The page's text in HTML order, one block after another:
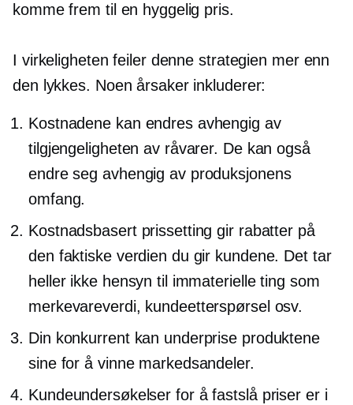
komme frem til en hyggelig pris.
I virkeligheten feiler denne strategien mer enn
den lykkes. Noen årsaker inkluderer:
Kostnadene kan endres avhengig av
tilgjengeligheten av råvarer. De kan også
endre seg avhengig av produksjonens
omfang.
Kostnadsbasert prissetting gir rabatter på
den faktiske verdien du gir kundene. Det tar
heller ikke hensyn til immaterielle ting som
merkevareverdi, kundeetterspørsel osv.
Din konkurrent kan underprise produktene
sine for å vinne markedsandeler.
Kundeundersøkelser for å fastslå priser er i